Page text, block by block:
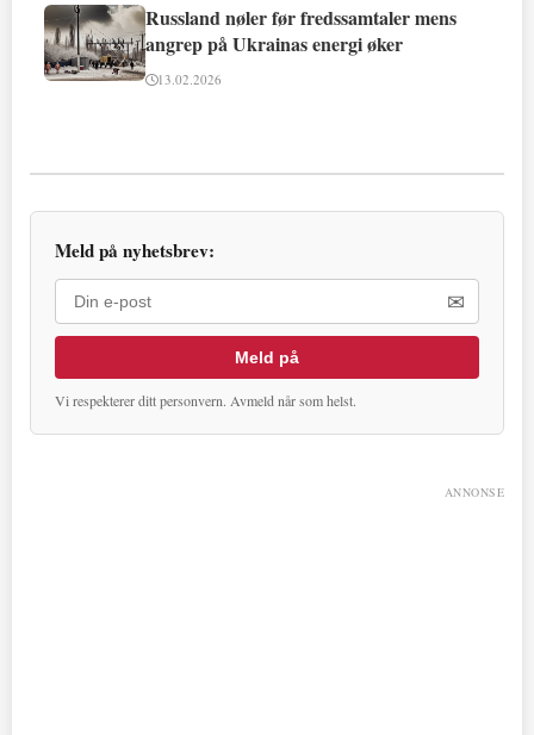
Russland nøler før fredssamtaler mens
angrep på Ukrainas energi øker
13.02.2026
Meld på nyhetsbrev:
✉
Meld på
Vi respekterer ditt personvern. Avmeld når som helst.
ANNONSE